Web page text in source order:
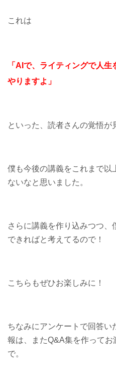
これは
「AIで、ライティングで人生
やりますよ」
といった、読者さんの覚悟が
僕も今後の講義をこれまで以
ないなと思いました。
さらに講義を作り込みつつ、
できればと考えてるので！
こちらもぜひお楽しみに！
ちなみにアンケートで回答
報は、またQ&A集を作って
で。